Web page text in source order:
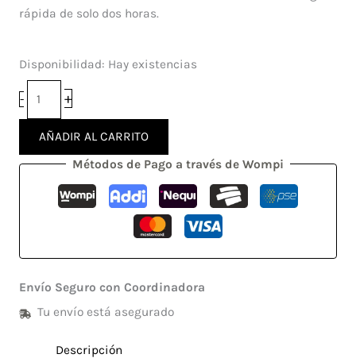
rápida de solo dos horas.
Disponibilidad: Hay existencias
-
(MX-
+
AÑADIR AL CARRITO
Métodos de Pago a través de Wompi
Envío Seguro con Coordinadora
Tu envío está asegurado
Descripción